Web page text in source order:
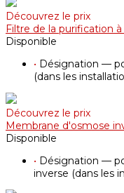
Découvrez le prix
Filtre de la purification
Disponible
• Désignation —
(dans les
Découvrez le prix
Membrane d'osmose
Disponible
• Désignation —
inverse (dans les